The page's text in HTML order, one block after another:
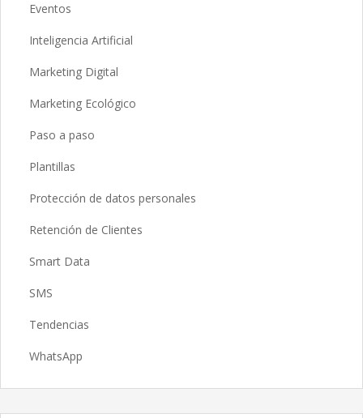
Eventos
Inteligencia Artificial
Marketing Digital
Marketing Ecológico
Paso a paso
Plantillas
Protección de datos personales
Retención de Clientes
Smart Data
SMS
Tendencias
WhatsApp